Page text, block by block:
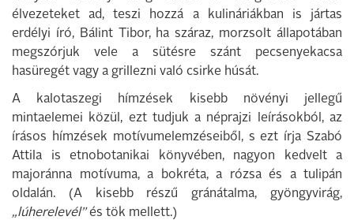
élvezeteket ad, teszi hozzá a kulináriákban is jártas
erdélyi író, Bálint Tibor, ha száraz, morzsolt állapotában
megszórjuk vele a sütésre szánt pecsenyekacsa
hasüregét vagy a grillezni való csirke húsát.
A kalotaszegi hímzések kisebb növényi jellegű
mintaelemei közül, ezt tudjuk a néprajzi leírásokból, az
írásos hímzések motívumelemzéseiből, s ezt írja Szabó
Attila is etnobotanikai könyvében, nagyon kedvelt a
majoránna motívuma, a bokréta, a rózsa és a tulipán
oldalán. (A kisebb részű gránátalma, gyöngyvirág,
„lúherelevél”és tök mellett.)